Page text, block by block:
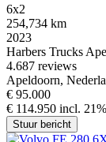
6x2
254,734 km
2023
Harbers Trucks
4.687 reviews
Apeldoorn,
€ 95.000
€ 114.950 incl.
Stuur bericht